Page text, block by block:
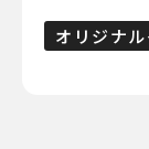
オリジナ